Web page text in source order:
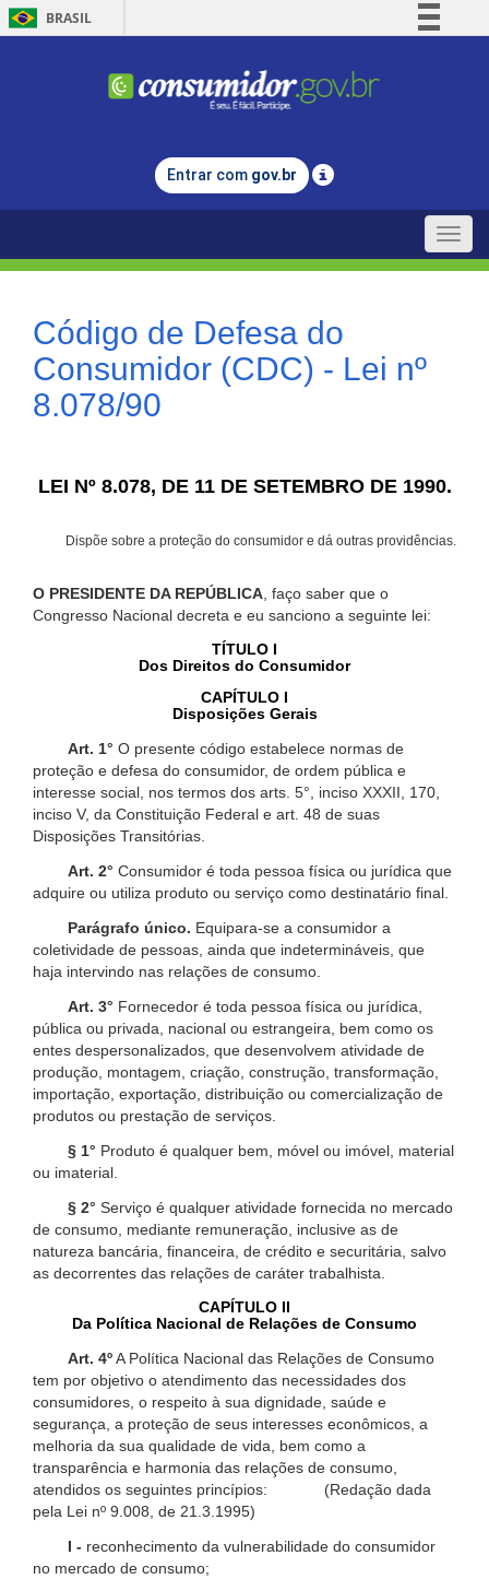
BRASIL
Comunica BR
Legislação
Entrar com gov.br
Toggle
Código de Defesa do
Consumidor (CDC) - Lei nº
8.078/90
LEI Nº 8.078, DE 11 DE SETEMBRO DE 1990.
Dispõe sobre a proteção do consumidor e dá outras providências.
O PRESIDENTE DA REPÚBLICA , faço saber que o
Congresso Nacional decreta e eu sanciono a seguinte lei:
TÍTULO I
Dos Direitos do Consumidor
CAPÍTULO I
Disposições Gerais
Art. 1° O presente código estabelece normas de
proteção e defesa do consumidor, de ordem pública e
interesse social, nos termos dos arts. 5°, inciso XXXII, 170,
inciso V, da Constituição Federal e art. 48 de suas
Disposições Transitórias.
Art. 2° Consumidor é toda pessoa física ou jurídica que
adquire ou utiliza produto ou serviço como destinatário final.
Parágrafo único. Equipara-se a consumidor a
coletividade de pessoas, ainda que indetermináveis, que
haja intervindo nas relações de consumo.
Art. 3° Fornecedor é toda pessoa física ou jurídica,
pública ou privada, nacional ou estrangeira, bem como os
entes despersonalizados, que desenvolvem atividade de
produção, montagem, criação, construção, transformação,
importação, exportação, distribuição ou comercialização de
produtos ou prestação de serviços.
§ 1° Produto é qualquer bem, móvel ou imóvel, material
ou imaterial.
§ 2° Serviço é qualquer atividade fornecida no mercado
de consumo, mediante remuneração, inclusive as de
natureza bancária, financeira, de crédito e securitária, salvo
as decorrentes das relações de caráter trabalhista.
CAPÍTULO II
Da Política Nacional de Relações de Consumo
Art. 4ºA Política Nacional das Relações de Consumo
tem por objetivo o atendimento das necessidades dos
consumidores, o respeito à sua dignidade, saúde e
segurança, a proteção de seus interesses econômicos, a
melhoria da sua qualidade de vida, bem como a
transparência e harmonia das relações de consumo,
atendidos os seguintes princípios: (Redação dada
pela Lei nº 9.008, de 21.3.1995)
I - reconhecimento da vulnerabilidade do consumidor
no mercado de consumo;